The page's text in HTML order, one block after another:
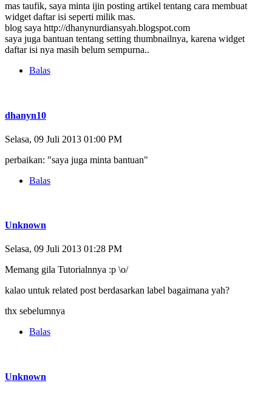
mas taufik, saya minta ijin posting artikel tentang cara membuat
widget daftar isi seperti milik mas.
blog saya http://dhanynurdiansyah.blogspot.com
saya juga bantuan tentang setting thumbnailnya, karena widget
daftar isi nya masih belum sempurna..
Balas
dhanyn10
Selasa, 09 Juli 2013 01:00 PM
perbaikan: "saya juga minta bantuan"
Balas
Unknown
Selasa, 09 Juli 2013 01:28 PM
Memang gila Tutorialnnya :p \o/
kalao untuk related post berdasarkan label bagaimana yah?
thx sebelumnya
Balas
Unknown